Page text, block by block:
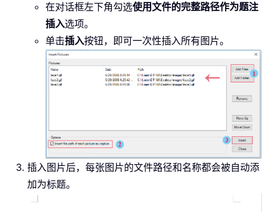
在对话框左下角勾选使用文件的完整路径作为题注
插入选项。
单击插入按钮，即可一次性插入所有图片。
插入图片后，每张图片的文件路径和名称都会被自动添
加为标题。